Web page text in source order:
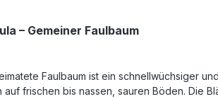
– Gemeiner Faulbaum
Faulbaum ist ein schnellwüchsiger
auf frischen bis nassen, sauren Böden. Die